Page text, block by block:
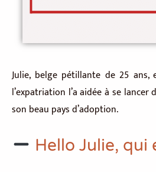
Julie, belge pétillante de 25 ans,
l’expatriation l’a aidée à se
son beau pays d’adoption.
Hello Julie, qui